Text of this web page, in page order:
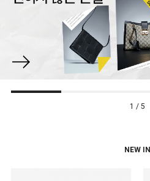
1 / 5
NEW IN